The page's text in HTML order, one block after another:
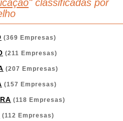
" classificadas por
(369 Empresas)
(211 Empresas)
(207 Empresas)
(157 Empresas)
(118 Empresas)
(112 Empresas)